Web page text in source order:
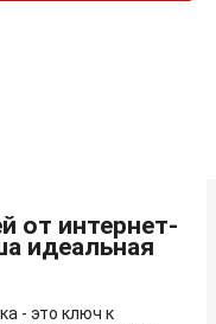
от интернет-
идеальная
- это ключ к